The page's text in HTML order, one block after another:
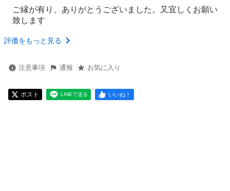
ご縁が有り、ありがとうございました。又宜しくお願い
致します
評価をもっと見る
注意事項 通報 お気に入り
ポスト LINEで送る いいね！